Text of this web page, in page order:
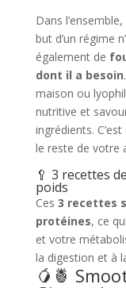
Dans
but d’un régime
également de
dont il a besoin
maison ou
nutritive et
ingrédients.
le reste de votre
🥄 3 recettes
poids
Ces 3 recettes
protéines, ce
et votre
la digestion et à
🥭🍍